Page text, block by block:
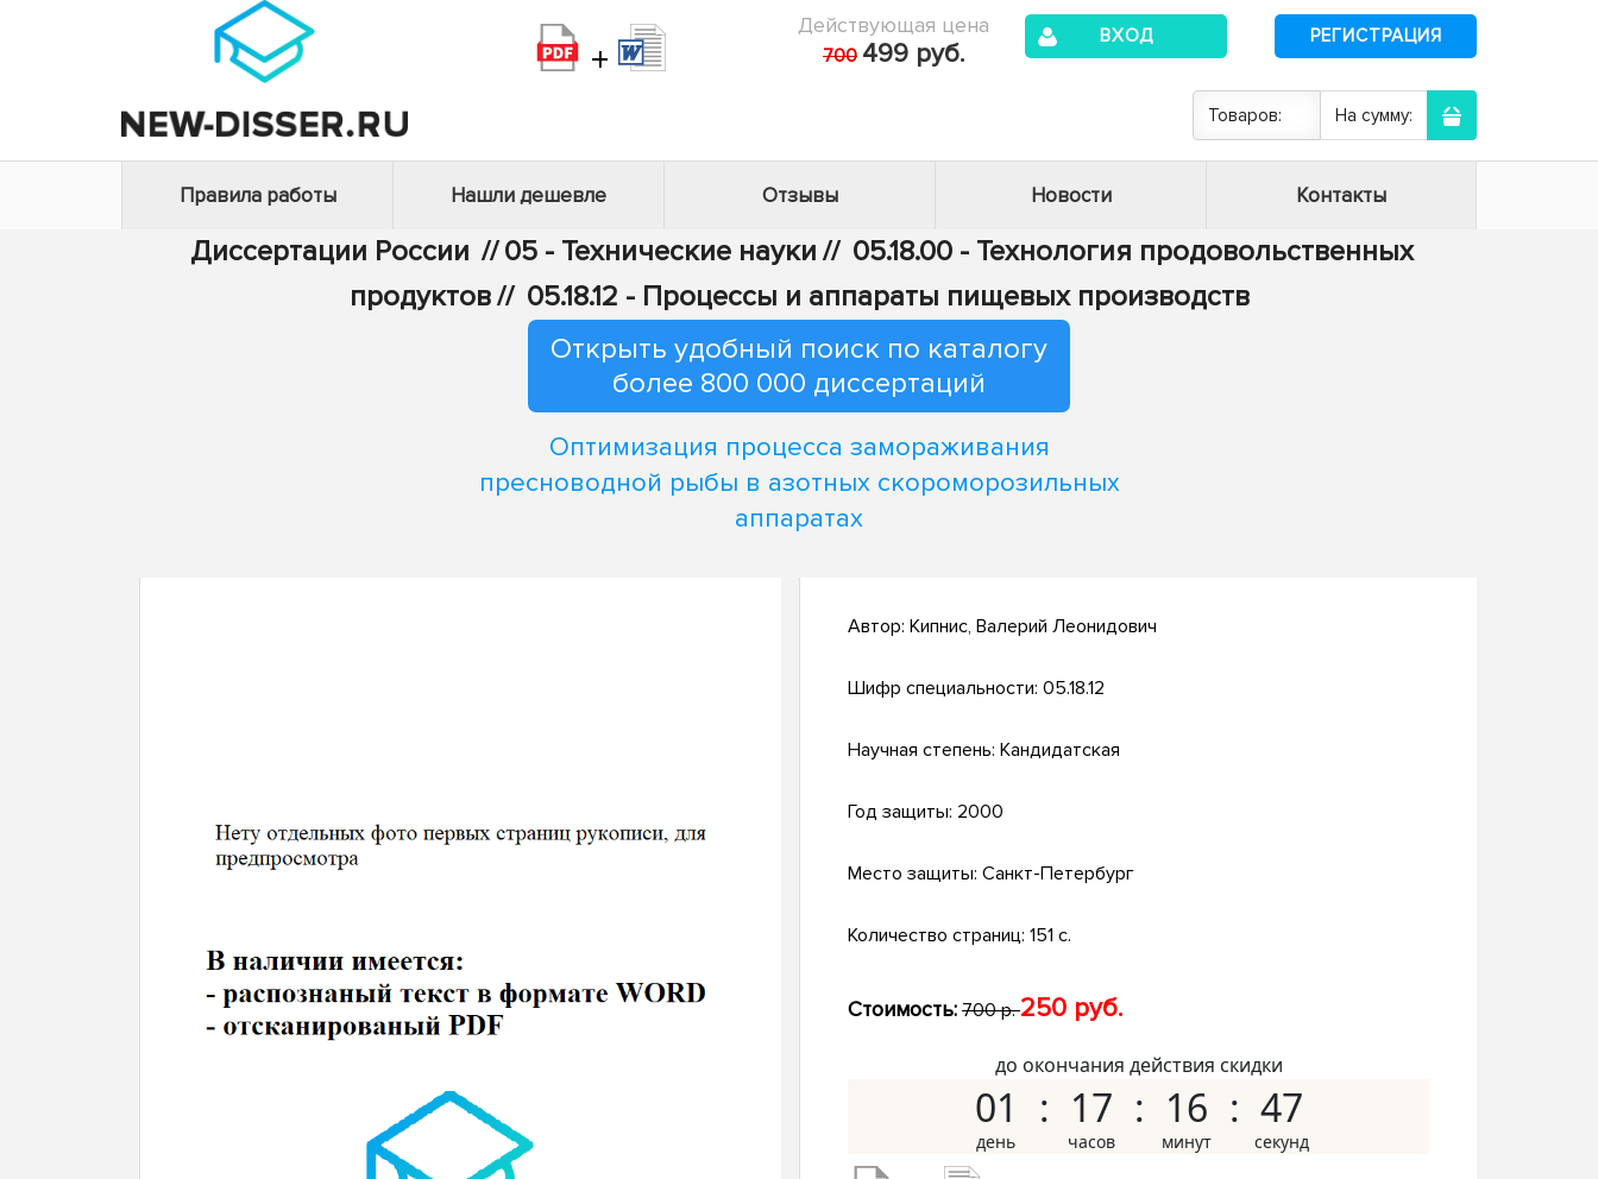
+
Действующая цена
700 499 руб.
ВХОД РЕГИСТРАЦИЯ
Товаров: На сумму:
Правила работы Нашли дешевле Отзывы Новости Контакты
Диссертации России // 05 - Технические науки // 05.18.00 - Технология продовольственных
продуктов// 05.18.12 - Процессы и аппараты пищевых производств
Открыть удобный поиск по каталогу
более 800 000 диссертаций
Оптимизация процесса замораживания
пресноводной рыбы в азотных скороморозильных
аппаратах
Автор: Кипнис, Валерий Леонидович
Шифр специальности: 05.18.12
Научная степень: Кандидатская
Год защиты: 2000
Место защиты: Санкт-Петербург
Количество страниц: 151 с.
Стоимость: 700 р.250 руб.
до окончания действия скидки
01 17 16 46